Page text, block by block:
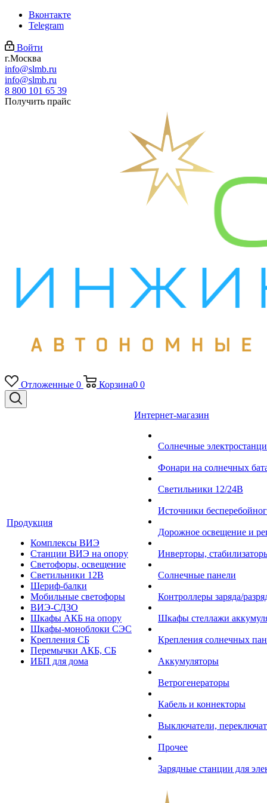
Вконтакте
Telegram
Войти
г.Москва
info@slmb.ru
info@slmb.ru
8 800 101 65 39
Получить прайс
Отложенные 0 Корзина0 0
Продукция
Комплексы ВИЭ
Станции ВИЭ на опору
Светофоры, освещение
Светильники 12В
Шериф-балки
Мобильные светофоры
ВИЭ-СДЗО
Шкафы АКБ на опору
Шкафы-моноблоки СЭС
Крепления СБ
Перемычки АКБ, СБ
ИБП для дома
Интернет-магазин
Солнечные
Фонари на солнечных
Светильники 12/24В
Источники
Дорожное освещение и
Инверторы,
Солнечные панели
Контроллеры заряда/
Шкафы стеллажи
Крепления солнечных
Аккумуляторы
Ветрогенераторы
Кабель и коннекторы
Выключатели,
Прочее
Зарядные станции для